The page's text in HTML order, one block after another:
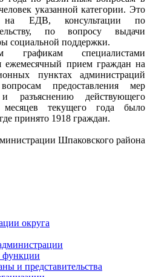
указанной категории. Это
на ЕДВ, консультации по
по вопросу выдачи
социальной поддержки.
графикам специалистами
ежемесячный прием граждан на
пунктах администраций
предоставления мер
разъяснению действующего
месяцев текущего года было
принято 1918 граждан.
Шпаковского района
округа
функции
и представительства